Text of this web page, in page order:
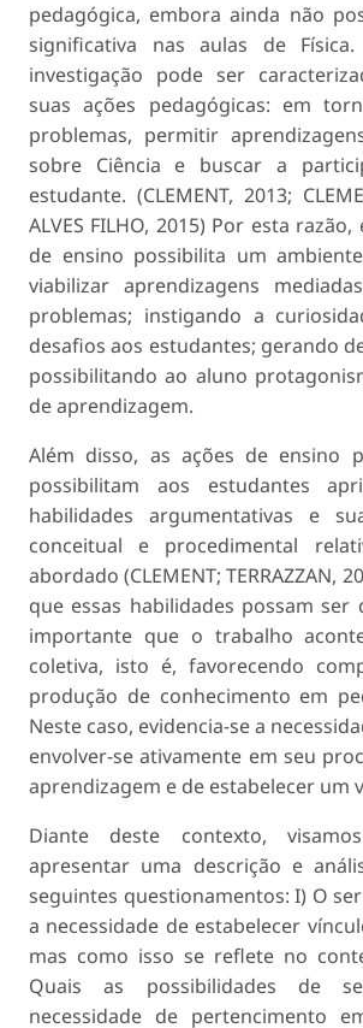
pedagógica, embora ainda não
significativa nas aulas de
investigação pode ser
suas ações pedagógicas: em
problemas, permitir
sobre Ciência e buscar a
estudante. (CLEMENT, 2013;
ALVES FILHO, 2015) Por esta
de ensino possibilita um
viabilizar aprendizagens
problemas; instigando a
desafios aos estudantes; gerando
possibilitando ao aluno
de aprendizagem.
Além disso, as ações de ensino
possibilitam aos estudantes
habilidades argumentativas e
conceitual e procedimental
abordado (CLEMENT; TERRAZZAN,
que essas habilidades possam ser
importante que o trabalho
coletiva, isto é, favorecendo
produção de conhecimento em
Neste caso, evidencia-se a
envolver-se ativamente em seu
aprendizagem e de estabelecer um
Diante deste contexto,
apresentar uma descrição e
seguintes questionamentos: I) O
a necessidade de estabelecer
mas como isso se reflete no
Quais as possibilidades de
necessidade de pertencimento